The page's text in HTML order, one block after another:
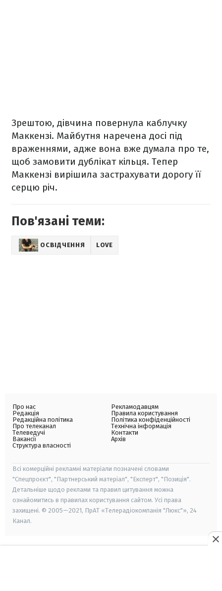
Зрештою, дівчина повернула каблучку
Маккензі. Майбутня наречена досі під
враженнями, адже вона вже думала про те,
щоб замовити дублікат кільця. Тепер
Маккензі вирішила застрахувати дорогу її
серцю річ.
Пов'язані теми:
ОСВІДЧЕННЯ LOVE
Про нас
Редакція
Редакційна політика
Про телеканал
Телеведучі
Вакансії
Структура власності
Рекламодавцям
Правила користування
Політика конфіденційності
Технічна інформація
Контакти
Архів
Всі комерційні рекламні матеріали позначені словами
"Спецпроєкт", "Партнерський матеріал", "Експерт", "Позиція".
Детальніше щодо реклами та правил цитування можна
ознайомитись в правилах користування сайтом. Усі права
захищені. © 2005—2021, ПрАТ «Телерадіокомпанія "Люкс"», 24
Канал.